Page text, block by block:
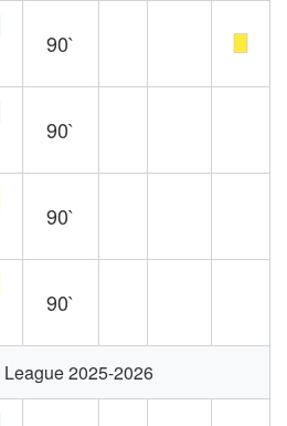
90`
90`
90`
90`
2025-2026